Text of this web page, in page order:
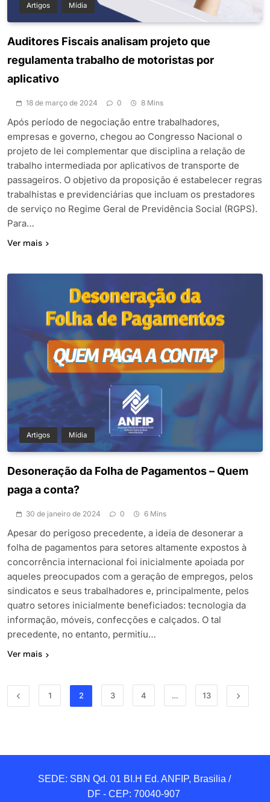
Artigos Mídia
Auditores Fiscais analisam projeto que
regulamenta trabalho de motoristas por
aplicativo
18 de março de 2024 0 8 Mins
Após período de negociação entre trabalhadores,
empresas e governo, chegou ao Congresso Nacional o
projeto de lei complementar que disciplina a relação de
trabalho intermediada por aplicativos de transporte de
passageiros. O objetivo da proposição é estabelecer regras
trabalhistas e previdenciárias que incluam os prestadores
de serviço no Regime Geral de Previdência Social (RGPS).
Para…
Ver mais
Artigos Mídia
Desoneração da Folha de Pagamentos – Quem
paga a conta?
30 de janeiro de 2024 0 6 Mins
Apesar do perigoso precedente, a ideia de desonerar a
folha de pagamentos para setores altamente expostos à
concorrência internacional foi inicialmente apoiada por
aqueles preocupados com a geração de empregos, pelos
sindicatos e seus trabalhadores e, principalmente, pelos
quatro setores inicialmente beneficiados: tecnologia da
informação, móveis, confecções e calçados. O tal
precedente, no entanto, permitiu…
Ver mais
1 2 3 4 … 13
SEDE: SBN Qd. 01 BI.H Ed. ANFIP, Brasilia /
DF - CEP: 70040-907